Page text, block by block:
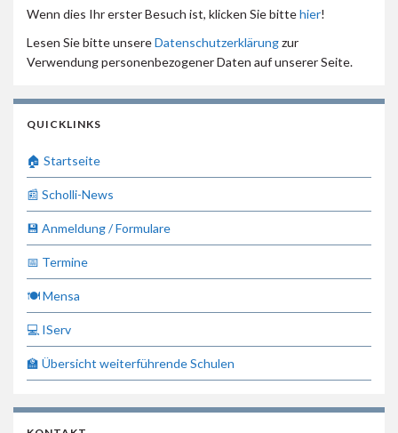
Wenn dies Ihr erster Besuch ist, klicken Sie bittehier!
Lesen Sie bitte unsereDatenschutzerklärungzur
Verwendung personenbezogener Daten auf unserer Seite.
QUICKLINKS
🏠 Startseite
📰 Scholli-News
💾 Anmeldung / Formulare
📅 Termine
🍽 Mensa
💻 IServ
🏫 Übersicht weiterführende Schulen